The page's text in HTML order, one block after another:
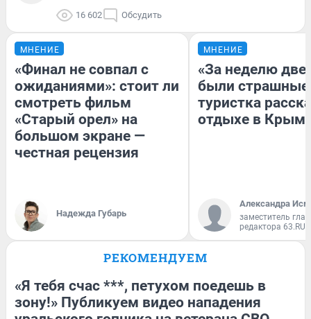
16 602 Обсудить
МНЕНИЕ
«Финал не совпал с
ожиданиями»: стоит ли
смотреть фильм
«Старый орел» на
большом экране —
честная рецензия
Надежда Губарь
МНЕНИЕ
«За неделю две
были
туристка
отдыхе в
Александра
заместитель
редактора 63.RU
РЕКОМЕНДУЕМ
«Я тебя счас ***, петухом поедешь в
зону!» Публикуем видео нападения